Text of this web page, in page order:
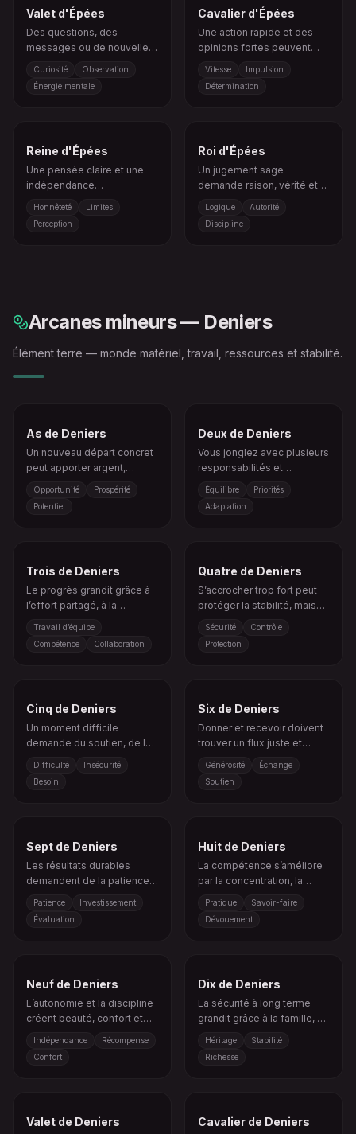
Valet d'Épées
Des questions, des
messages ou de nouvelles
idées vous invitent à
Curiosité
Observation
Énergie mentale
Cavalier d'Épées
Une action rapide et des
opinions fortes peuvent
Vitesse
Impulsion
Détermination
Reine d'Épées
Une pensée claire et une
indépendance
émotionnelle vous aident à
Honnêteté
Limites
Perception
Roi d'Épées
Un jugement sage
demande raison, vérité et
clarté mentale ferme.
Logique
Autorité
Discipline
Arcanes mineurs — Deniers
Élément terre — monde matériel, travail, ressources et stabilité.
As de Deniers
Un nouveau départ concret
peut apporter argent,
stabilité ou croissance.
Opportunité
Prospérité
Potentiel
Deux de Deniers
Vous jonglez avec plusieurs
responsabilités et
apprenez à rester flexible.
Équilibre
Priorités
Adaptation
Trois de Deniers
Le progrès grandit grâce à
l’effort partagé, à la
planification et au savoir-
faire pratique.
Travail d’équipe
Compétence
Collaboration
Quatre de Deniers
S’accrocher trop fort peut
protéger la stabilité, mais
aussi limiter la croissance.
Sécurité
Contrôle
Protection
Cinq de Deniers
Un moment difficile
demande du soutien, de la
résilience et une aide
Difficulté
Insécurité
Besoin
Six de Deniers
Donner et recevoir doivent
trouver un flux juste et
équilibré.
Générosité
Échange
Soutien
Sept de Deniers
Les résultats durables
demandent de la patience,
Patience
Investissement
Évaluation
Huit de Deniers
La compétence s’améliore
par la concentration, la
du sens.
Pratique
Savoir-faire
Dévouement
Neuf de Deniers
L’autonomie et la discipline
créent beauté, confort et
confiance.
Indépendance
Récompense
Confort
Dix de Deniers
La sécurité à long terme
grandit grâce à la famille, à
la tradition et à une valeur
durable.
Héritage
Stabilité
Richesse
Valet de Deniers Cavalier de Deniers